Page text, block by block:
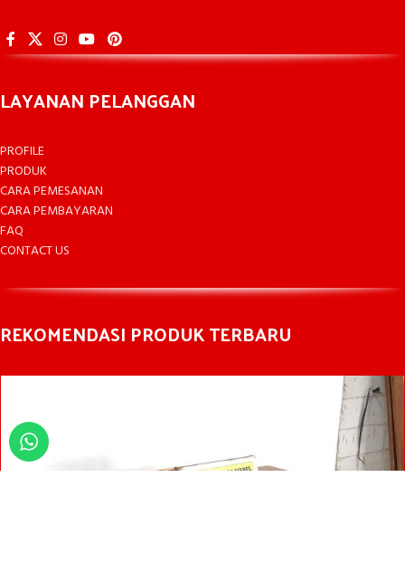
LAYANAN PELANGGAN
PROFILE
PRODUK
CARA PEMESANAN
CARA PEMBAYARAN
FAQ
CONTACT US
REKOMENDASI PRODUK TERBARU